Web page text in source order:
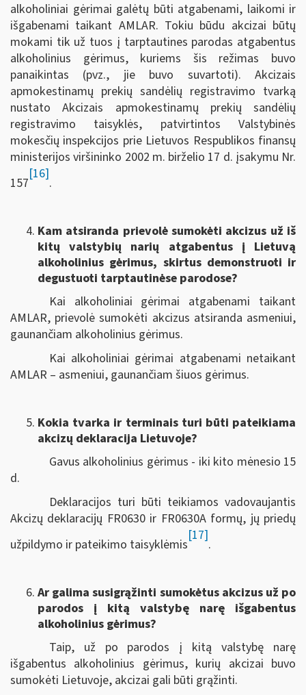
alkoholiniai gėrimai galėtų būti atgabenami, laikomi ir
išgabenami taikant AMLAR. Tokiu būdu akcizai būtų
mokami tik už tuos į tarptautines parodas atgabentus
alkoholinius gėrimus, kuriems šis režimas buvo
panaikintas (pvz., jie buvo suvartoti). Akcizais
apmokestinamų prekių sandėlių registravimo tvarką
nustato Akcizais apmokestinamų prekių sandėlių
registravimo taisyklės, patvirtintos Valstybinės
mokesčių inspekcijos prie Lietuvos Respublikos finansų
ministerijos viršininko 2002 m. birželio 17 d. įsakymu Nr.
157
[16]
.
Kam atsiranda prievolė sumokėti akcizus už iš
kitų valstybių narių atgabentus į Lietuvą
alkoholinius gėrimus, skirtus demonstruoti ir
degustuoti tarptautinėse parodose?
Kai alkoholiniai gėrimai atgabenami taikant
AMLAR, prievolė sumokėti akcizus atsiranda asmeniui,
gaunančiam alkoholinius gėrimus.
Kai alkoholiniai gėrimai atgabenami netaikant
AMLAR – asmeniui, gaunančiam šiuos gėrimus.
Kokia tvarka ir terminais turi būti pateikiama
akcizų deklaracija Lietuvoje?
Gavus alkoholinius gėrimus - iki kito mėnesio 15
d.
Deklaracijos turi būti teikiamos vadovaujantis
Akcizų deklaracijų FR0630 ir FR0630A formų, jų priedų
užpildymo ir pateikimo taisyklėmis
[17]
.
Ar galima susigrąžinti sumokėtus akcizus už po
parodos į kitą valstybę narę išgabentus
alkoholinius gėrimus?
Taip, už po parodos į kitą valstybę narę
išgabentus alkoholinius gėrimus, kurių akcizai buvo
sumokėti Lietuvoje, akcizai gali būti grąžinti.